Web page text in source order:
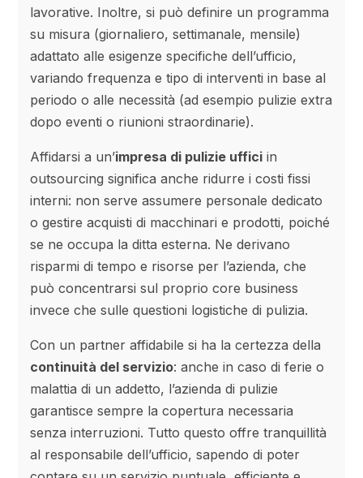
lavorative. Inoltre, si può definire un programma
su misura (giornaliero, settimanale, mensile)
adattato alle esigenze specifiche dell’ufficio,
variando frequenza e tipo di interventi in base al
periodo o alle necessità (ad esempio pulizie extra
dopo eventi o riunioni straordinarie).
Affidarsi a un’impresa di pulizie uffici in
outsourcing significa anche ridurre i costi fissi
interni: non serve assumere personale dedicato
o gestire acquisti di macchinari e prodotti, poiché
se ne occupa la ditta esterna. Ne derivano
risparmi di tempo e risorse per l’azienda, che
può concentrarsi sul proprio core business
invece che sulle questioni logistiche di pulizia.
Con un partner affidabile si ha la certezza della
continuità del servizio: anche in caso di ferie o
malattia di un addetto, l’azienda di pulizie
garantisce sempre la copertura necessaria
senza interruzioni. Tutto questo offre tranquillità
al responsabile dell’ufficio, sapendo di poter